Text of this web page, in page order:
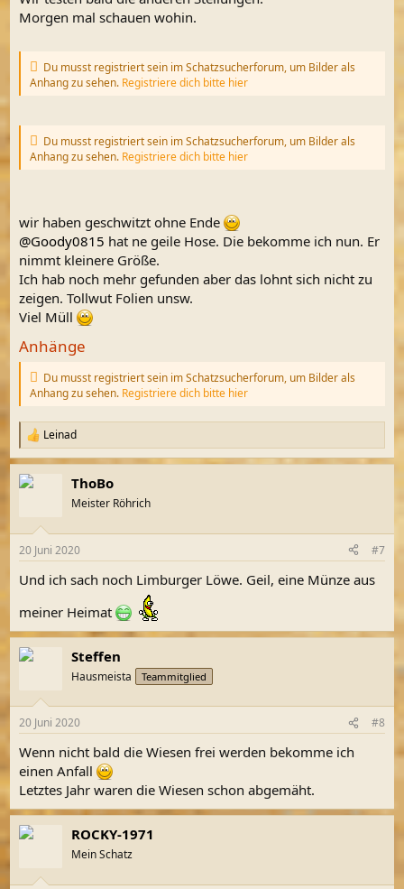
Morgen mal schauen wohin.
Du musst registriert sein im Schatzsucherforum, um Bilder als
Anhang zu sehen. Registriere dich bitte hier
Du musst registriert sein im Schatzsucherforum, um Bilder als
Anhang zu sehen. Registriere dich bitte hier
wir haben geschwitzt ohne Ende
@Goody0815 hat ne geile Hose. Die bekomme ich nun. Er
nimmt kleinere Größe.
Ich hab noch mehr gefunden aber das lohnt sich nicht zu
zeigen. Tollwut Folien unsw.
Viel Müll
Anhänge
Du musst registriert sein im Schatzsucherforum, um Bilder als
Anhang zu sehen. Registriere dich bitte hier
R
e
a
k
e
:
Leinad
ThoBo
Meister Röhrich
20 Juni 2020 #7
Und ich sach noch Limburger Löwe. Geil, eine Münze aus
meiner Heimat
Steffen
Hausmeista Teammitglied
20 Juni 2020 #8
Wenn nicht bald die Wiesen frei werden bekomme ich
einen Anfall
Letztes Jahr waren die Wiesen schon abgemäht.
ROCKY-1971
Mein Schatz